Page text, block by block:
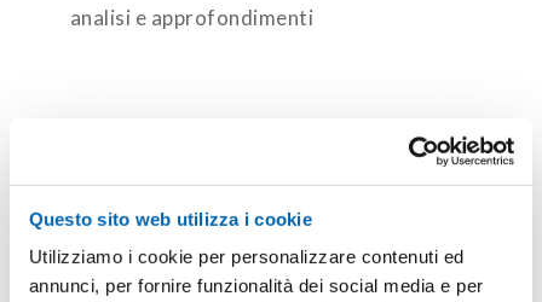
Questo sito web utilizza i cookie
Utilizziamo i cookie per personalizzare contenuti ed
annunci, per fornire funzionalità dei social media e per
analisi e approfondimenti
Copilot utilizza Microsoft Graph per accedere
ai dati e alle informazioni dell’utente e
dell’azienda, come calendari, email, chat,
documenti, riunioni e contatti. Questo consente